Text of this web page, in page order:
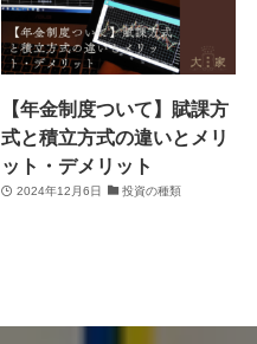
【年金制度ついて】賦課方
式と積立方式の違いとメリ
ット・デメリット
2024年12月6日 投資の種類